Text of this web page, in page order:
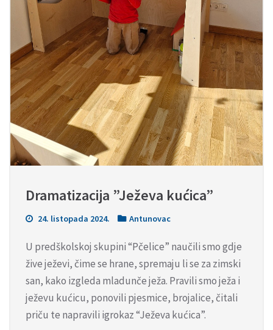
Dramatizacija ”Ježeva kućica”
24. listopada 2024. Antunovac
U predškolskoj skupini “Pčelice” naučili smo gdje
žive ježevi, čime se hrane, spremaju li se za zimski
san, kako izgleda mladunče ježa. Pravili smo ježa i
ježevu kućicu, ponovili pjesmice, brojalice, čitali
priču te napravili igrokaz “Ježeva kućica”.